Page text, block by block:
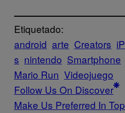
Etiquetado:
android arte Creators
s nintendo Smartphone
Mario Run Videojuego
Follow Us On Discover
Make Us Preferred In